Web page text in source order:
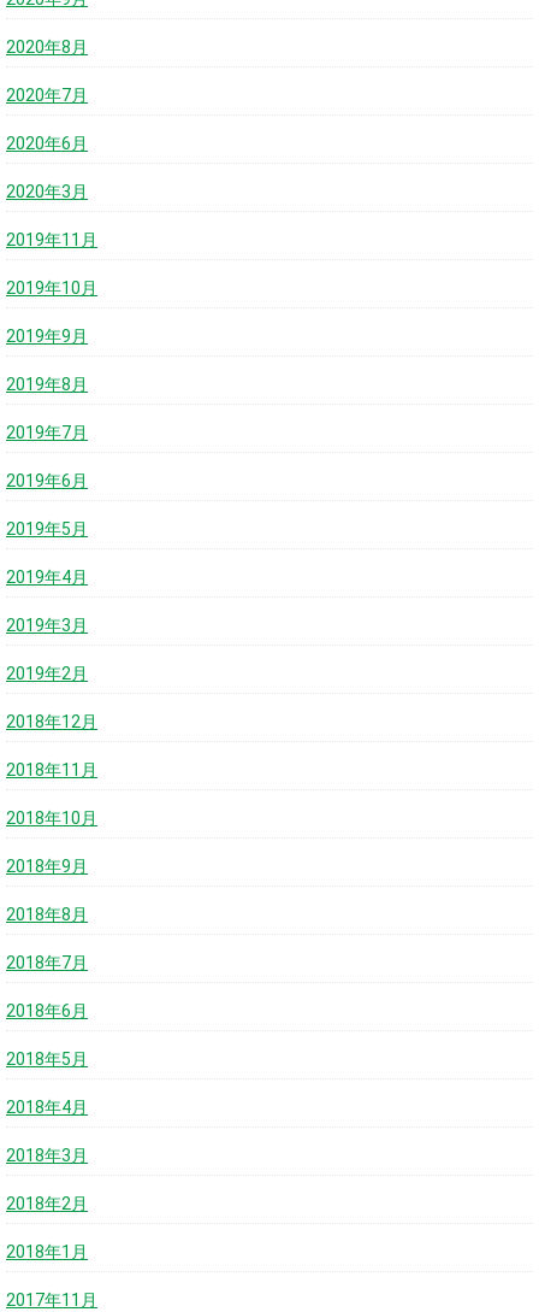
2020年8月
2020年7月
2020年6月
2020年3月
2019年11月
2019年10月
2019年9月
2019年8月
2019年7月
2019年6月
2019年5月
2019年4月
2019年3月
2019年2月
2018年12月
2018年11月
2018年10月
2018年9月
2018年8月
2018年7月
2018年6月
2018年5月
2018年4月
2018年3月
2018年2月
2018年1月
2017年11月